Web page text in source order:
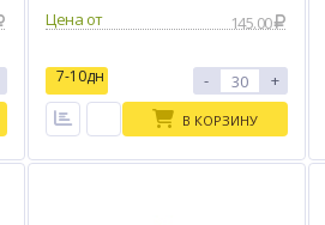
Цена от 145.00
7-10дн - +
В КОРЗИНУ